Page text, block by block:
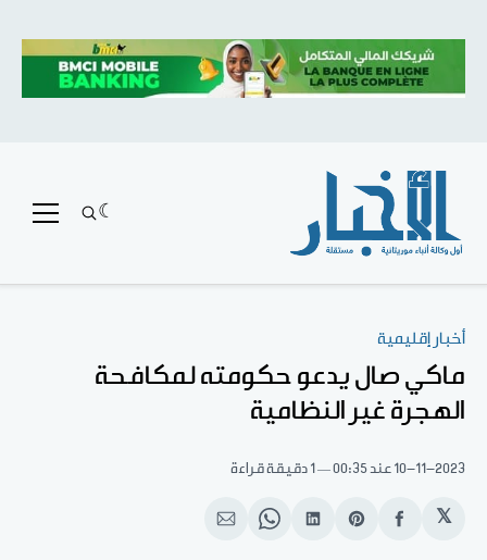
أخبار إقليمية
ماكي صال يدعو حكومته لمكافحة
الهجرة غير النظامية
10-11-2023 عند 00:35 1 دقيقة قراءة
𝕏
انشر
Shareانشر
Shareانشر